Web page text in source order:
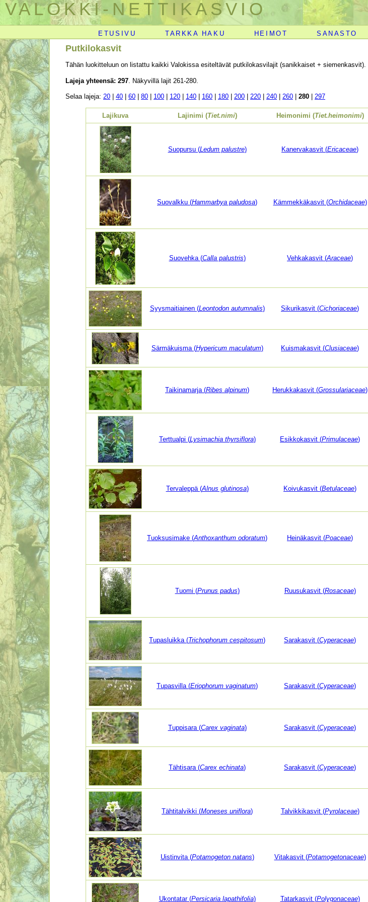
VALOKKI-NETTIKASVIO
ETUSIVU TARKKA HAKU HEIMOT SANASTO
Putkilokasvit
Tähän luokitteluun on listattu kaikki Valokissa esiteltävät putkilokasvilajit (sanikkaiset + siemenkasvit).
Lajeja yhteensä: 297 . Näkyvillä lajit 261-280.
Selaa lajeja: 20 40 60 80 100 120 140 160 180 200 220 240 260 280 297
Lajikuva Lajinimi (Tiet.nimi) Heimonimi (Tiet.heimonimi)
Suopursu (Ledum palustre) Kanervakasvit (Ericaceae)
Suovalkku (Hammarbya paludosa) Kämmekkäkasvit (Orchidaceae)
Suovehka (Calla palustris) Vehkakasvit (Araceae)
Syysmaitiainen (Leontodon autumnalis) Sikurikasvit (Cichoriaceae)
Särmäkuisma (Hypericum maculatum) Kuismakasvit (Clusiaceae)
Taikinamarja (Ribes alpinum) Herukkakasvit (Grossulariaceae)
Terttualpi (Lysimachia thyrsiflora) Esikkokasvit (Primulaceae)
Tervaleppä (Alnus glutinosa) Koivukasvit (Betulaceae)
Tuoksusimake (Anthoxanthum odoratum) Heinäkasvit (Poaceae)
Tuomi (Prunus padus) Ruusukasvit (Rosaceae)
Tupasluikka (Trichophorum cespitosum) Sarakasvit (Cyperaceae)
Tupasvilla (Eriophorum vaginatum) Sarakasvit (Cyperaceae)
Tuppisara (Carex vaginata) Sarakasvit (Cyperaceae)
Tähtisara (Carex echinata) Sarakasvit (Cyperaceae)
Tähtitalvikki (Moneses uniflora) Talvikkikasvit (Pyrolaceae)
Uistinvita (Potamogeton natans) Vitakasvit (Potamogetonaceae)
Ukontatar (Persicaria lapathifolia) Tatarkasvit (Polygonaceae)